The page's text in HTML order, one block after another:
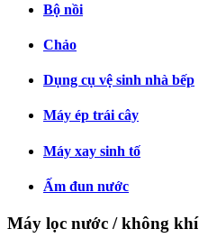
Bộ nồi
Chảo
Dụng cụ vệ sinh nhà bếp
Máy ép trái cây
Máy xay sinh tố
Ấm đun nước
Máy lọc nước / không khí